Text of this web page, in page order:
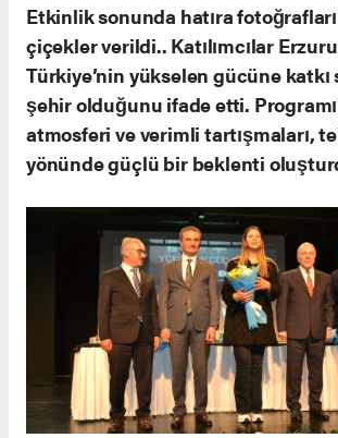
Etkinlik sonunda hatıra
çiçekler verildi.. Katılımcılar
Türkiye’nin yükselen gücüne
şehir olduğunu ifade etti.
atmosferi ve verimli tartışmaları,
yönünde güçlü bir beklenti